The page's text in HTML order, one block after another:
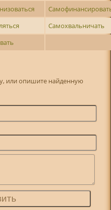
Самохвальничать
или опишите найденную